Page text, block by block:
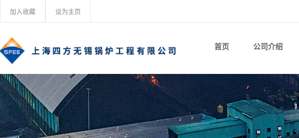
加入收藏 设为主页
首页 公司介绍